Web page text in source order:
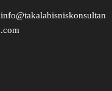
info@takalabisniskonsultan
.com